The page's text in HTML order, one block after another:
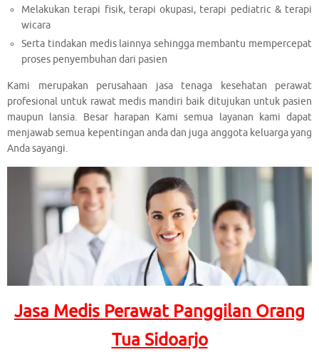
Melakukan terapi fisik, terapi okupasi, terapi pediatric & terapi
wicara
Serta tindakan medis lainnya sehingga membantu mempercepat
proses penyembuhan dari pasien
Kami merupakan perusahaan jasa tenaga kesehatan perawat
profesional untuk rawat medis mandiri baik ditujukan untuk pasien
maupun lansia. Besar harapan Kami semua layanan kami dapat
menjawab semua kepentingan anda dan juga anggota keluarga yang
Anda sayangi.
Jasa Medis Perawat Panggilan Orang
Tua Sidoarjo